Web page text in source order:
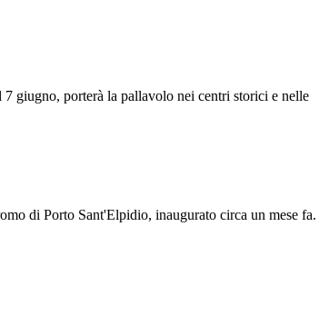
giugno, porterà la pallavolo nei centri storici e nelle
di Porto Sant'Elpidio, inaugurato circa un mese fa.